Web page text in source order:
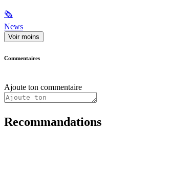
🗞
News
Voir moins
Commentaires
Ajoute ton commentaire
Recommandations